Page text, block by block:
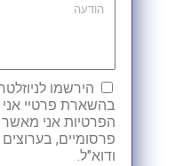
הירשמו
בהשארת פרטיי אני
הפרטיות אני מאשר
פרסומיים, בערוצים
ודוא"ל.